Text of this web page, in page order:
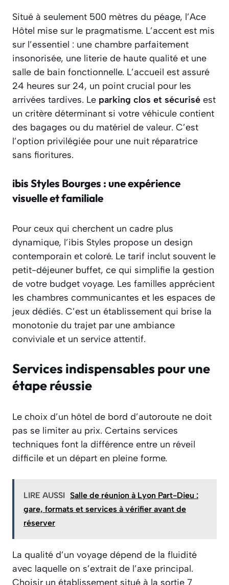
Situé à seulement 500 mètres du péage, l’Ace
Hôtel mise sur le pragmatisme. L’accent est mis
sur l’essentiel : une chambre parfaitement
insonorisée, une literie de haute qualité et une
salle de bain fonctionnelle. L’accueil est assuré
24 heures sur 24, un point crucial pour les
arrivées tardives. Le parking clos et sécurisé est
un critère déterminant si votre véhicule contient
des bagages ou du matériel de valeur. C’est
l’option privilégiée pour une nuit réparatrice
sans fioritures.
ibis Styles Bourges : une expérience
visuelle et familiale
Pour ceux qui cherchent un cadre plus
dynamique, l’ibis Styles propose un design
contemporain et coloré. Le tarif inclut souvent le
petit-déjeuner buffet, ce qui simplifie la gestion
de votre budget voyage. Les familles apprécient
les chambres communicantes et les espaces de
jeux dédiés. C’est un établissement qui brise la
monotonie du trajet par une ambiance
conviviale et un service attentif.
Services indispensables pour une
étape réussie
Le choix d’un hôtel de bord d’autoroute ne doit
pas se limiter au prix. Certains services
techniques font la différence entre un réveil
difficile et un départ en pleine forme.
LIRE AUSSI Salle de réunion à Lyon Part-Dieu :
gare, formats et services à vérifier avant de
réserver
La qualité d’un voyage dépend de la fluidité
avec laquelle on s’extrait de l’axe principal.
Choisir un établissement situé à la sortie 7